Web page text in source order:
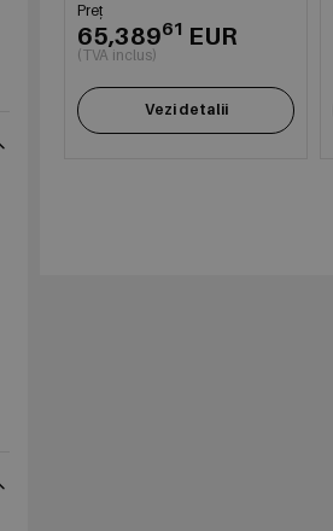
Preț
65,38961 EUR
(TVA inclus)
Vezi detalii